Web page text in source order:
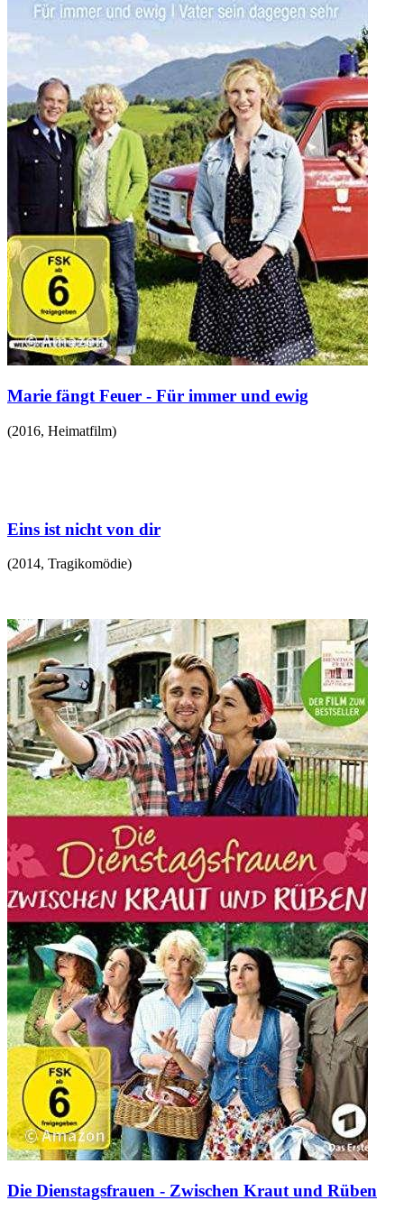
Marie fängt Feuer - Für immer und ewig
(2016, Heimatfilm)
Eins ist nicht von dir
(2014, Tragikomödie)
Die Dienstagsfrauen - Zwischen Kraut und Rüben